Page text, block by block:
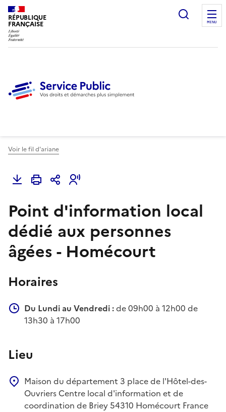
RÉPUBLIQUE
FRANÇAISE
Ouvrir
MENU
Voir le fil d'ariane
Point d'information local
dédié aux personnes
âgées - Homécourt
Horaires
Du Lundi au Vendredi :de 09h00 à 12h00 de
13h30 à 17h00
Lieu
Maison du département 3 place de l'Hôtel-des-
Ouvriers Centre local d'information et de
coordination de Briey 54310 Homécourt France